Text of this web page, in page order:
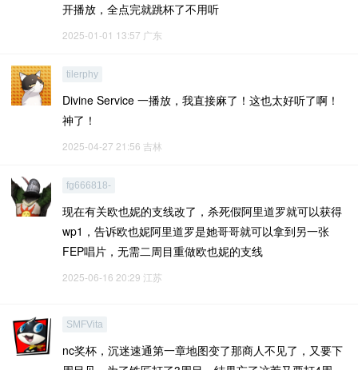
开播放，全点完就跳杯了不用听
2025-01-01 13:57 广东
tilerphy
Divine Service 一播放，我直接麻了！这也太好听了啊！
神了！
2025-04-27 21:56 吉林
fg666818-
现在有关欧也妮的支线改了，杀死假阿里道罗就可以获得
wp1，告诉欧也妮阿里道罗是她哥哥就可以拿到另一张
FEP唱片，无需二周目重做欧也妮的支线
2025-06-16 20:29 江苏
SMFVita
nc奖杯，沉迷速通第一章地图变了那商人不见了，又要下